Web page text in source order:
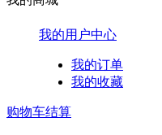
我的用户中心
我的订单
我的收藏
购物车结算